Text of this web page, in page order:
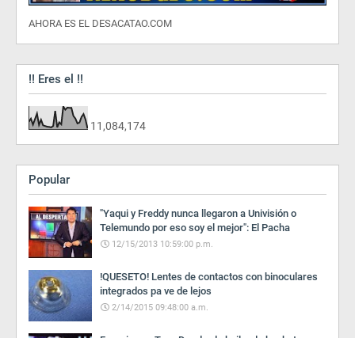
AHORA ES EL DESACATAO.COM
!! Eres el !!
11,084,174
Popular
"Yaqui y Freddy nunca llegaron a Univisión o
Telemundo por eso soy el mejor": El Pacha
12/15/2013 10:59:00 p.m.
!QUESETO! Lentes de contactos con binoculares
integrados pa ve de lejos
2/14/2015 09:48:00 a.m.